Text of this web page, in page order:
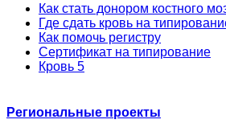
Как стать донором костного
Где сдать кровь на
Как помочь регистру
Сертификат на типирование
Кровь 5
Региональные проекты